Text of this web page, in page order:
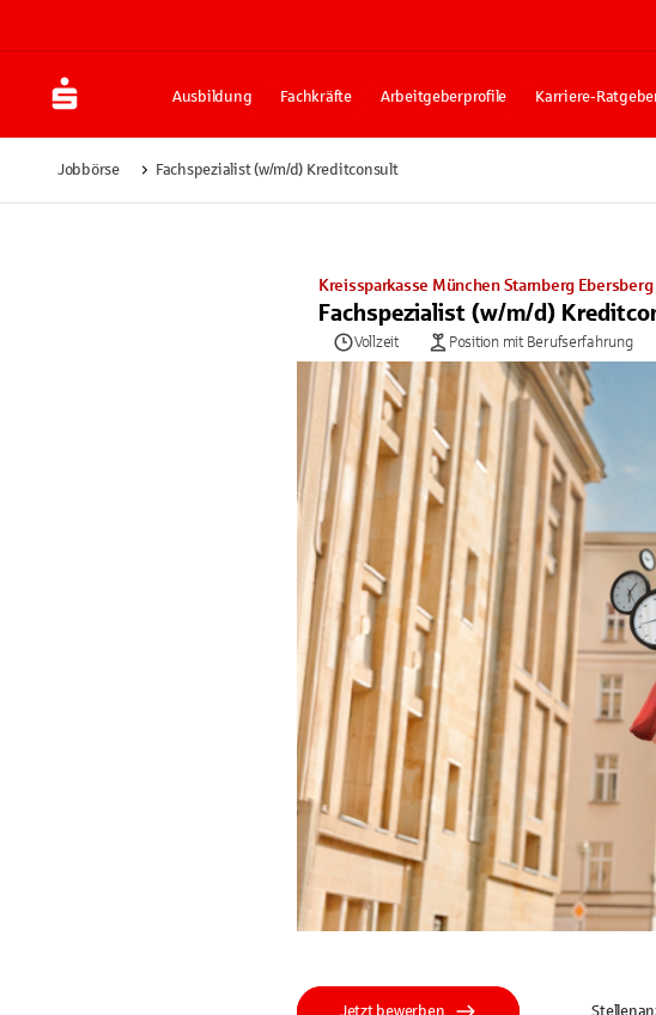
Ausbildung Fachkräfte Arbeitgeberprofile Karriere-
Jobbörse Fachspezialist (w/m/d) Kreditconsult
Kreissparkasse München Starnberg Ebersberg
Fachspezialist (w/m/d)
Vollzeit Position mit Berufserfahrung
Jetzt bewerben